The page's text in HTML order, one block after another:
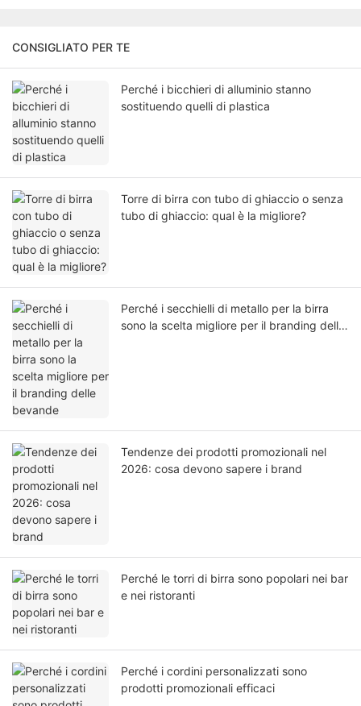
CONSIGLIATO PER TE
Perché i bicchieri di alluminio stanno
sostituendo quelli di plastica
Torre di birra con tubo di ghiaccio o senza
tubo di ghiaccio: qual è la migliore?
Perché i secchielli di metallo per la birra
sono la scelta migliore per il branding delle
Tendenze dei prodotti promozionali nel
2026: cosa devono sapere i brand
Perché le torri di birra sono popolari nei bar
e nei ristoranti
Perché i cordini personalizzati sono
prodotti promozionali efficaci